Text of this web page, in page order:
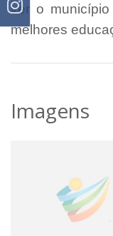
ver o
melhores
Imagens